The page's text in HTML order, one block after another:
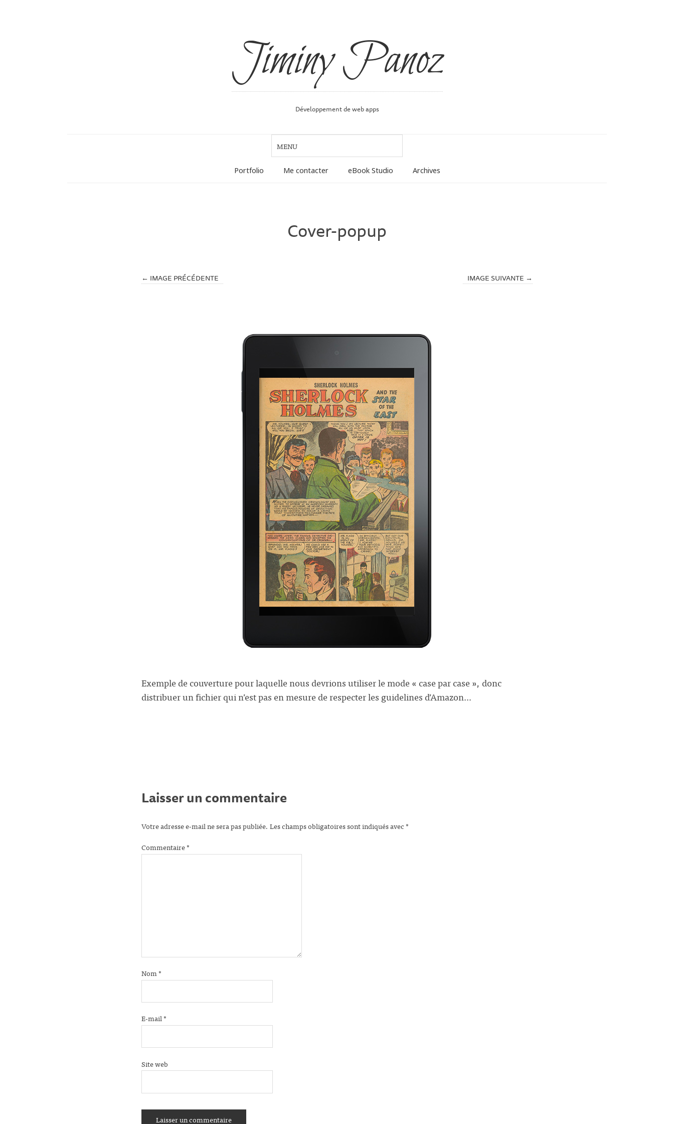
Jiminy Panoz
Développement de web apps
Portfolio Me contacter eBook Studio Archives
Cover-popup
← IMAGE PRÉCÉDENTE IMAGE SUIVANTE →
Exemple de couverture pour laquelle nous devrions utiliser le mode « case par case », donc
distribuer un fichier qui n’est pas en mesure de respecter les guidelines d’Amazon…
Laisser un commentaire
Votre adresse e-mail ne sera pas publiée. Les champs obligatoires sont indiqués avec*
Commentaire*
Nom*
E-mail*
Site web